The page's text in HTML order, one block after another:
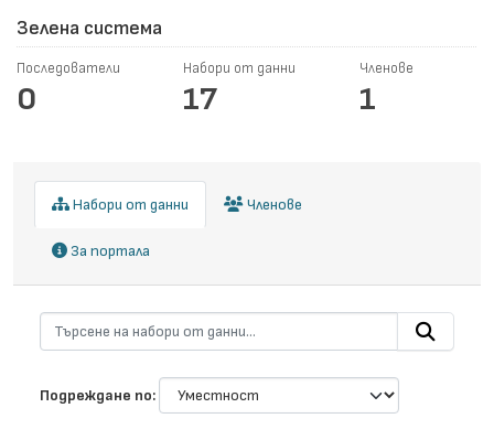
Зелена система
Последователи
0
Набори от данни
17
Членове
1
Набори от данни Членове
За портала
Подреждане по